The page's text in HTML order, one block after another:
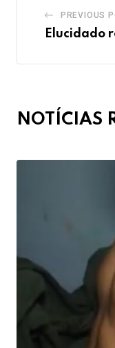
PREVIOUS
Elucidado
NOTÍCIAS